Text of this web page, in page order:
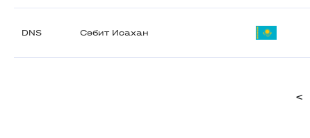
DNS Сәбит Исахан
<